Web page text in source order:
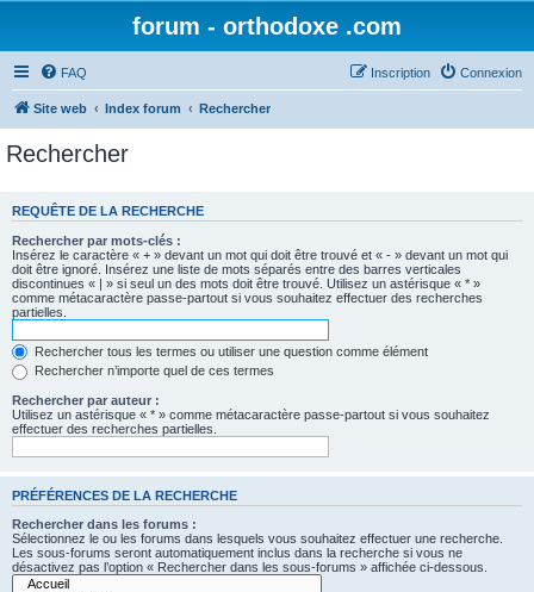
forum - orthodoxe .com
FAQ Connexion
Inscription
Site web Index forum Rechercher
Rechercher
REQUÊTE DE LA RECHERCHE
Rechercher par mots-clés :
Insérez le caractère « + » devant un mot qui doit être trouvé et « - » devant un mot qui
doit être ignoré. Insérez une liste de mots séparés entre des barres verticales
discontinues « | » si seul un des mots doit être trouvé. Utilisez un astérisque « * »
comme métacaractère passe-partout si vous souhaitez effectuer des recherches
partielles.
Rechercher tous les termes ou utiliser une question comme élément
Rechercher n’importe quel de ces termes
Rechercher par auteur :
Utilisez un astérisque « * » comme métacaractère passe-partout si vous souhaitez
effectuer des recherches partielles.
PRÉFÉRENCES DE LA RECHERCHE
Rechercher dans les forums :
Sélectionnez le ou les forums dans lesquels vous souhaitez effectuer une recherche.
Les sous-forums seront automatiquement inclus dans la recherche si vous ne
désactivez pas l’option « Rechercher dans les sous-forums » affichée ci-dessous.